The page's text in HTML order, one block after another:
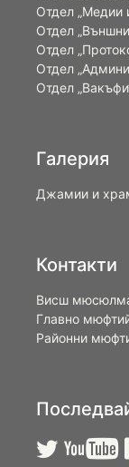
Отдел „Медии
Отдел
Oтдел
Отдел
Отдел
Галерия
Джамии и
Контакти
Висш
Главно
Районни
 